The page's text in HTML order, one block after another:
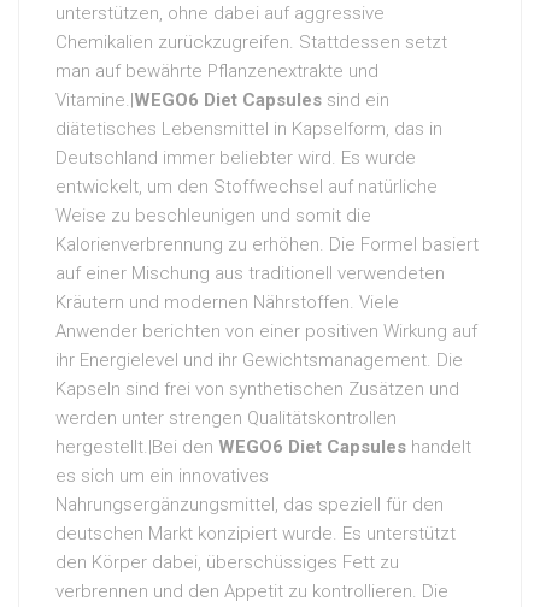
unterstützen, ohne dabei auf aggressive
Chemikalien zurückzugreifen. Stattdessen setzt
man auf bewährte Pflanzenextrakte und
Vitamine.|WEGO6 Diet Capsules sind ein
diätetisches Lebensmittel in Kapselform, das in
Deutschland immer beliebter wird. Es wurde
entwickelt, um den Stoffwechsel auf natürliche
Weise zu beschleunigen und somit die
Kalorienverbrennung zu erhöhen. Die Formel basiert
auf einer Mischung aus traditionell verwendeten
Kräutern und modernen Nährstoffen. Viele
Anwender berichten von einer positiven Wirkung auf
ihr Energielevel und ihr Gewichtsmanagement. Die
Kapseln sind frei von synthetischen Zusätzen und
werden unter strengen Qualitätskontrollen
hergestellt.|Bei den WEGO6 Diet Capsules handelt
es sich um ein innovatives
Nahrungsergänzungsmittel, das speziell für den
deutschen Markt konzipiert wurde. Es unterstützt
den Körper dabei, überschüssiges Fett zu
verbrennen und den Appetit zu kontrollieren. Die